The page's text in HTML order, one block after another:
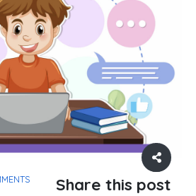
Share this post